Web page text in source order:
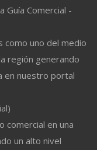
Guía Comercial -
como uno del medio
región generando
en nuestro portal
comercial en una
un alto nivel